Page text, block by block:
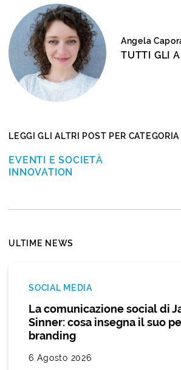
Angela
TUTTI GLI
LEGGI GLI ALTRI POST PER CATEGORIA
EVENTI E SOCIETÀ
INNOVATION
ULTIME NEWS
SOCIAL MEDIA
La comunicazione social di
Sinner: cosa insegna il suo
branding
6 Agosto 2026